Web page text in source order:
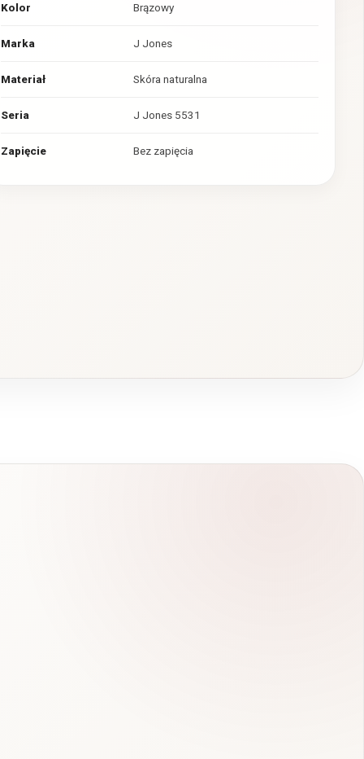
Kolor Brązowy
Marka J Jones
Materiał Skóra naturalna
Seria J Jones 5531
Zapięcie Bez zapięcia